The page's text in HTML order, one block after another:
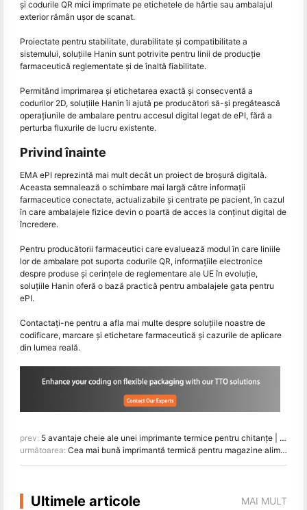
și codurile QR mici imprimate pe etichetele de hârtie sau ambalajul
exterior rămân ușor de scanat.
Proiectate pentru stabilitate, durabilitate și compatibilitate a
sistemului, soluțiile Hanin sunt potrivite pentru linii de producție
farmaceutică reglementate și de înaltă fiabilitate.
Permitând imprimarea și etichetarea exactă și consecventă a
codurilor 2D, soluțiile Hanin îi ajută pe producători să-și pregătească
operațiunile de ambalare pentru accesul digital legat de ePI, fără a
perturba fluxurile de lucru existente.
Privind înainte
EMA ePI reprezintă mai mult decât un proiect de broșură digitală.
Aceasta semnalează o schimbare mai largă către informații
farmaceutice conectate, actualizabile și centrate pe pacient, în cazul
în care ambalajele fizice devin o poartă de acces la conținut digital de
încredere.
Pentru producătorii farmaceutici care evaluează modul în care liniile
lor de ambalare pot suporta codurile QR, informațiile electronice
despre produse și cerințele de reglementare ale UE în evoluție,
soluțiile Hanin oferă o bază practică pentru ambalajele gata pentru
ePI.
Contactați-ne pentru a afla mai multe despre soluțiile noastre de
codificare, marcare și etichetare farmaceutică și cazurile de aplicare
din lumea reală.
prev: 5 avantaje cheie ale unei imprimante termice pentru chitanțe | HPRT
următoarea: Cea mai bună imprimantă termică pentru magazine alimentare (2026): Ghid de selecție și alegeri de top
Ultimele articole MAI MULT